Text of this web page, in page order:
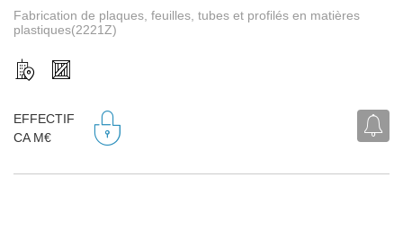
Fabrication de plaques, feuilles, tubes et profilés en matières
plastiques(2221Z)
EFFECTIF
CA M€